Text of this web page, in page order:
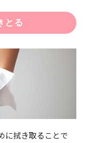
とる
に拭き取ることで